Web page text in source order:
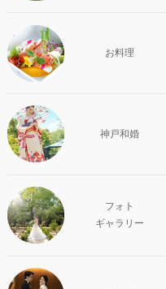
お料理
神戸和婚
フォト
ギャラリー